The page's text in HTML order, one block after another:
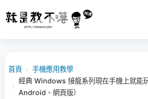
首頁 › 手機應用教學
›
經典 Windows 接龍系列現在手機上就能
Android、網頁版）